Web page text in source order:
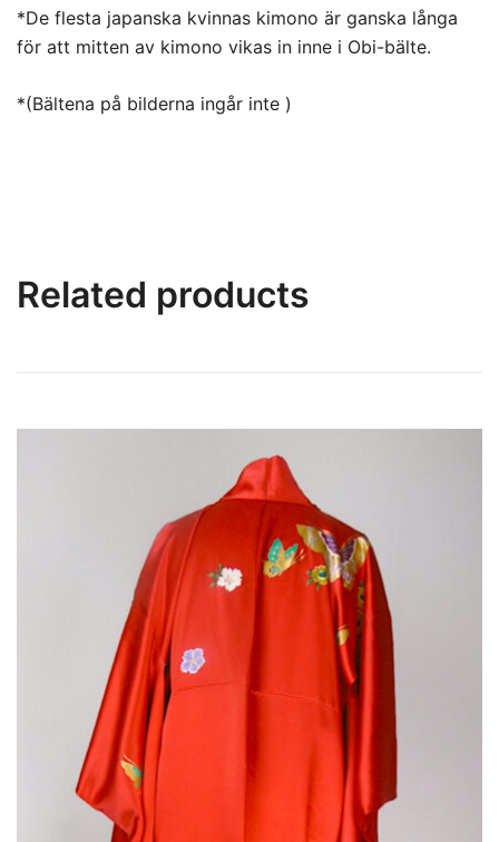
*De flesta japanska kvinnas kimono är ganska långa
för att mitten av kimono vikas in inne i Obi-bälte.
*(Bältena på bilderna ingår inte )
Related products